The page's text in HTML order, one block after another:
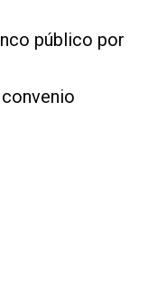
público por